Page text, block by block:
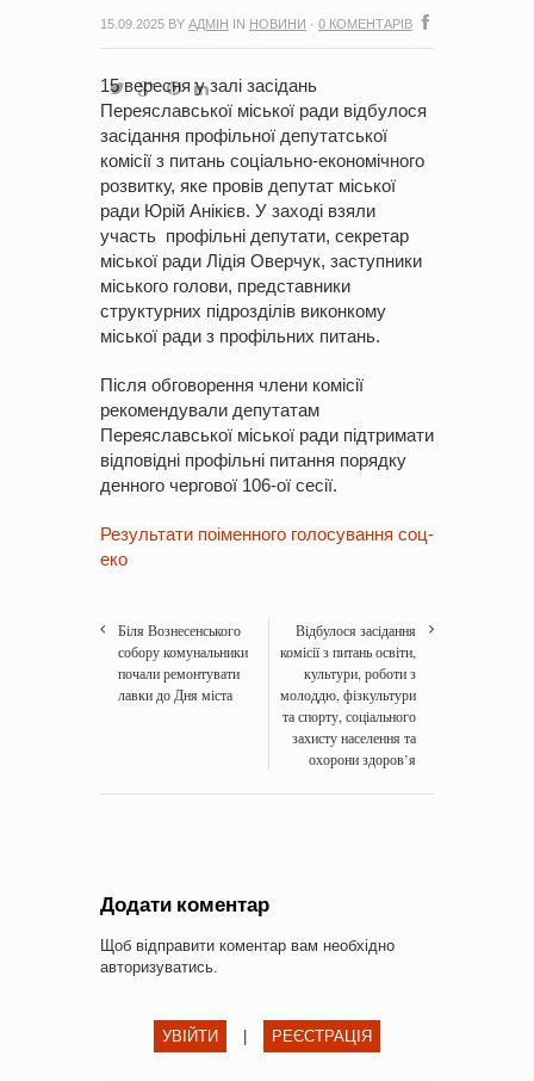
15.09.2025 BY АДМІН IN НОВИНИ · 0 КОМЕНТАРІВ
15 вересня у залі засідань
Переяславської міської ради відбулося
засідання профільної депутатської
комісії з питань соціально-економічного
розвитку, яке провів депутат міської
ради Юрій Анікієв. У заході взяли
участь профільні депутати, секретар
міської ради Лідія Оверчук, заступники
міського голови, представники
структурних підрозділів виконкому
міської ради з профільних питань.
Після обговорення члени комісії
рекомендували депутатам
Переяславської міської ради підтримати
відповідні профільні питання порядку
денного чергової 106-ої сесії.
Результати поіменного голосування соц-
еко
Біля Вознесенського
собору комунальники
почали ремонтувати
лавки до Дня міста
Відбулося засідання
комісії з питань освіти,
культури, роботи з
молоддю, фізкультури
та спорту, соціального
захисту населення та
охорони здоров’я
Додати коментар
Щоб відправити коментар вам необхідно
авторизуватись.
УВІЙТИ РЕЄСТРАЦІЯ